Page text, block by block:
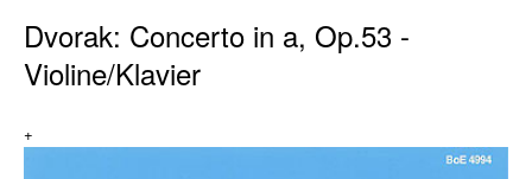
Kategorien & Produkte
10 Charthits
Dvorak: Concerto in a, Op.53 -
Violine/Klavier
+